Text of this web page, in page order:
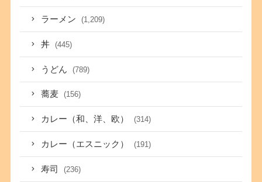
ラーメン (1,209)
丼 (445)
うどん (789)
蕎麦 (156)
カレー（和、洋、欧） (314)
カレー（エスニック） (191)
寿司 (236)